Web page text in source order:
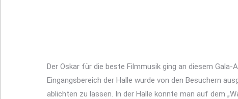
Der Oskar für die beste Filmmusik ging an diesem
Eingangsbereich der Halle wurde von den Besuchern
ablichten zu lassen. In der Halle konnte man auf dem